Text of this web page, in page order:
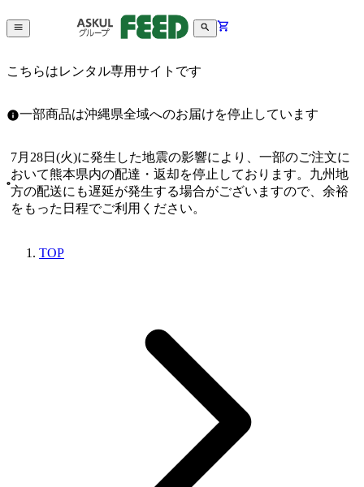
こちらはレンタル専用サイトです
一部商品は沖縄県全域へのお届けを停止しています
7月28日(火)に発生した地震の影響により、一部のご注文に
おいて熊本県内の配達・返却を停止しております。九州地
方の配送にも遅延が発生する場合がございますので、余裕
をもった日程でご利用ください。
TOP